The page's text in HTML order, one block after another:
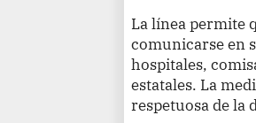
La línea permite
comunicarse en
hospitales,
estatales. La
respetuosa de la